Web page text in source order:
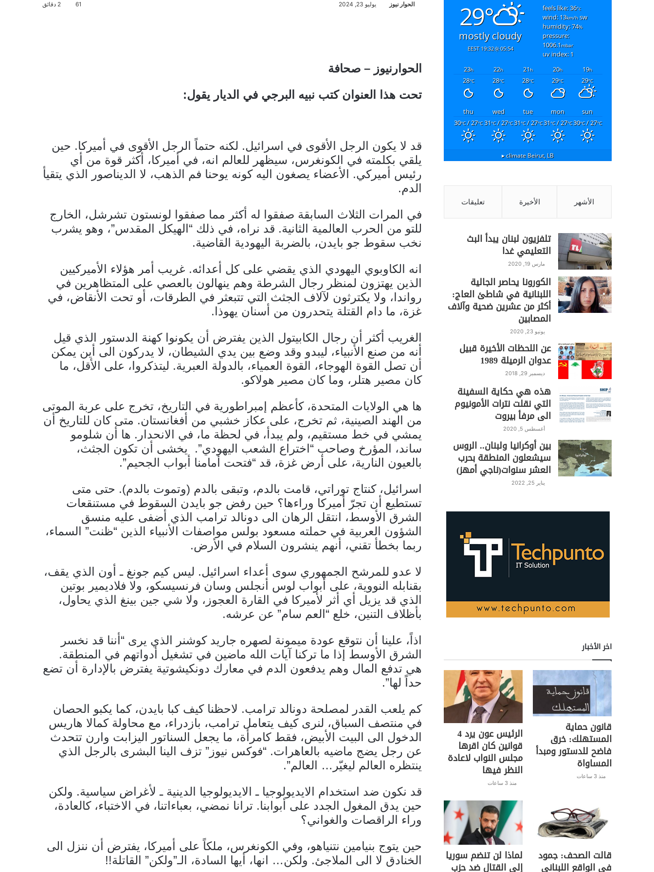
الحوار نيوز يوليو 23, 2024 61
الحوارنيوز – صحافة
تحت هذا العنوان كتب نبيه البرجي في الديار يقول:
قد لا يكون الرجل الأقوى في اسرائيل. لكنه حتماً الرجل الأقوى في أميركا. حين
يلقي بكلمته في الكونغرس، سيظهر للعالم انه، في أميركا، أكثر قوة من أي
رئيس أميركي. الأعضاء يصغون اليه كونه يوحنا فم الذهب، لا الديناصور الذي يتقيأ
الدم.
في المرات الثلاث السابقة صفقوا له أكثر مما صفقوا لونستون تشرشل، الخارج
للتو من الحرب العالمية الثانية. قد نراه، في ذلك “الهيكل المقدس”، وهو يشرب
نخب سقوط جو بايدن، بالضربة اليهودية القاضية.
انه الكاوبوي اليهودي الذي يقضي على كل أعدائه. غريب أمر هؤلاء الأميركيين
الذين يهتزون لمنظر رجال الشرطة وهم ينهالون بالعصي على المتظاهرين في
رواندا، ولا يكترثون لآلاف الجثث التي تتبعثر في الطرقات، أو تحت الأنقاض، في
غزة، ما دام القتلة يتحدرون من أسنان يهوذا.
الغريب أكثر أن رجال الكابيتول الذين يفترض أن يكونوا كهنة الدستور الذي قيل
أنه من صنع الأنبياء، ليبدو وقد وضع بين يدي الشيطان، لا يدركون الى أين يمكن
أن تصل القوة الهوجاء، القوة العمياء، بالدولة العبرية. ليتذكروا، على الأقل، ما
كان مصير هتلر، وما كان مصير هولاكو.
ها هي الولايات المتحدة، كأعظم إمبراطورية في التاريخ، تخرج على عربة الموتى
من الهند الصينية، ثم تخرج، على عكاز خشبي من أفغانستان. متى كان للتاريخ أن
يمشي في خط مستقيم، ولم يبدأ، في لحظة ما، في الانحدار. ها أن شلومو
ساند، المؤرخ وصاحب “اختراع الشعب اليهودي”. يخشى أن تكون الجثث،
بالعيون النارية، على أرض غزة، قد “فتحت أمامنا أبواب الجحيم”.
اسرائيل، كنتاج توراتي، قامت بالدم، وتبقى بالدم (وتموت بالدم). حتى متى
تستطيع أن تجرّ أميركا وراءها؟ حين رفض جو بايدن السقوط في مستنقعات
الشرق الأوسط، انتقل الرهان الى دونالد ترامب الذي أضفى عليه منسق
الشؤون العربية في حملته مسعود بولس مواصفات الأنبياء الذين “ظنت” السماء،
ربما بخطأ تقني، أنهم ينشرون السلام في الأرض.
لا عدو للمرشح الجمهوري سوى أعداء اسرائيل. ليس كيم جونغ ـ أون الذي يقف،
بقنابله النووية، على أبواب لوس أنجلس وسان فرنسيسكو، ولا فلاديمير بوتين
الذي قد يزيل أي أثر لأميركا في القارة العجوز، ولا شي جين بينغ الذي يحاول،
بأظلاف التنين، خلع “العم سام” عن عرشه.
اذاً، علينا أن نتوقع عودة ميمونة لصهره جاريد كوشنر الذي يرى “أننا قد نخسر
الشرق الأوسط إذا ما تركنا آيات الله ماضين في تشغيل أدواتهم في المنطقة.
هي تدفع المال وهم يدفعون الدم في معارك دونكيشوتية يفترض بالإدارة أن تضع
حداً لها”.
كم يلعب القدر لمصلحة دونالد ترامب. لاحظنا كيف كبا بايدن، كما يكبو الحصان
في منتصف السباق، لنرى كيف يتعامل ترامب، بازدراء، مع محاولة كمالا هاريس
الدخول الى البيت الأبيض، فقط كامرأة، ما يجعل السناتور اليزابت وارن تتحدث
عن رجل يضج ماضيه بالعاهرات. “فوكس نيوز” تزف الينا البشرى بالرجل الذي
ينتظره العالم ليغيّر… العالم”.
قد نكون ضد استخدام الايديولوجيا ـ الايديولوجيا الدينية ـ لأغراض سياسية. ولكن
حين يدق المغول الجدد على أبوابنا. ترانا نمضي، بعباءاتنا، في الاختباء، كالعادة،
وراء الراقصات والغواني؟
حين يتوج بنيامين نتنياهو، وفي الكونغرس، ملكاً على أميركا، يفترض أن ننزل الى
الخنادق لا الى الملاجئ. ولكن… انها، أيها السادة، الـ”ولكن” القاتلة!!
29°
mostly cloudy
05:54
19:32 EEST
feels like: 36°c
wind: 13km/hsw
humidity: 74%
pressure:
1006.1mbar
uv index: 1
19h
20h
21h
22h
23h
29°C
29°C
28°C
28°C
28°C
sun
mon
tue
wed
thu
30°C/ 27°C
31°C/ 27°C
31°C/ 27°C
31°C/ 27°C
30°C/ 27°C
Beirut, LB
الأشهر الأخيرة تعليقات
تلفزيون لبنان يبدأ البث
التعليمي غدا
مارس 19, 2020
الكورونا يحاصر الجالية
اللبنانية في شاطئ العاج:
أكثر من عشرين ضحية وآلاف
المصابين
يونيو 23, 2020
عن اللحظات الأخيرة قبيل
عدوان الرميلة 1989
ديسمبر 29, 2018
هذه هي حكاية السفينة
التي نقلت نترات الأمونيوم
الى مرفأ بيروت
أغسطس 5, 2020
بين أوكرانيا ولبنان.. الروس
سيشعلون المنطقة بحرب
العشر سنوات(ناجي أمهز)
يناير 25, 2022
اخر الأخبار
قانون حماية
المستهلك: خرق
فاضح للدستور ومبدأ
المساواة
منذ 3 ساعات
الرئيس عون يرد 4
قوانين كان اقرها
مجلس النواب لاعادة
النظر فيها
منذ 3 ساعات
قالت الصحف: جمود
في الواقع اللبناني
لماذا لن تنضم سوريا
إلى القتال ضد حزب